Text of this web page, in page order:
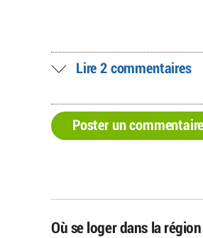
Lire 2 commentaires
Poster un commentaire
Où se loger dans la région